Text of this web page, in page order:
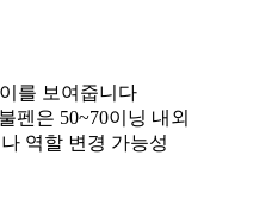
를 보여줍니다
펜은 50~70이닝 내외
역할 변경 가능성